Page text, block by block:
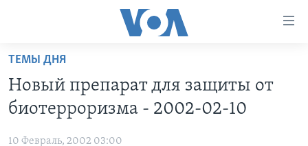
Перейти
основной
контент
ПРОГРАММЫ
ПРОЕКТЫ
ТЕМЫ ДНЯ
Новый препарат для защиты от
биотерроризма - 2002-02-10
10 Февраль, 2002 03:00